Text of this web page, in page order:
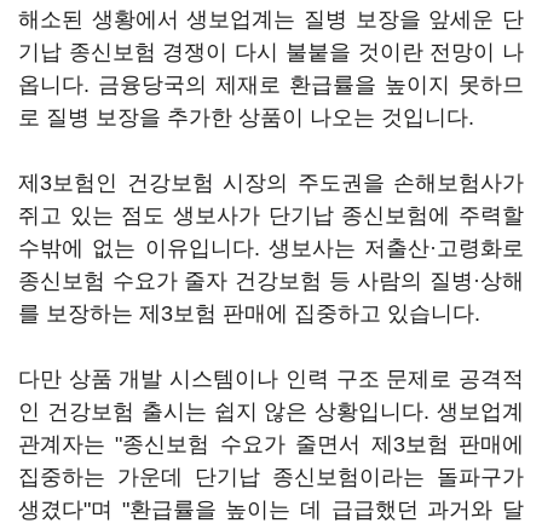
해소된 생황에서 생보업계는 질병 보장을 앞세운 단
기납 종신보험 경쟁이 다시 불붙을 것이란 전망이 나
옵니다. 금융당국의 제재로 환급률을 높이지 못하므
로 질병 보장을 추가한 상품이 나오는 것입니다.
제3보험인 건강보험 시장의 주도권을 손해보험사가
쥐고 있는 점도 생보사가 단기납 종신보험에 주력할
수밖에 없는 이유입니다. 생보사는 저출산·고령화로
종신보험 수요가 줄자 건강보험 등 사람의 질병·상해
를 보장하는 제3보험 판매에 집중하고 있습니다.
다만 상품 개발 시스템이나 인력 구조 문제로 공격적
인 건강보험 출시는 쉽지 않은 상황입니다. 생보업계
관계자는 "종신보험 수요가 줄면서 제3보험 판매에
집중하는 가운데 단기납 종신보험이라는 돌파구가
생겼다"며 "환급률을 높이는 데 급급했던 과거와 달